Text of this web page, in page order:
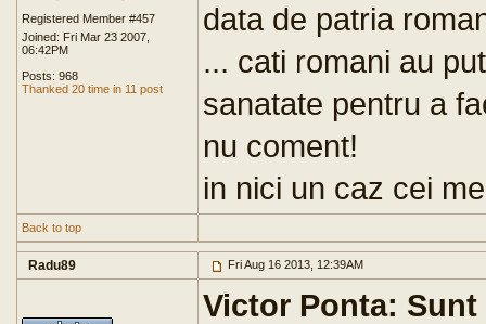
Registered Member #457
Joined: Fri Mar 23 2007,
06:42PM
Posts: 968
Thanked 20 time in 11 post
data de patria
... cati romani au
sanatate pentru a
nu coment!
in nici un caz cei
Back to top
Radu89 Fri Aug 16 2013, 12:39AM
Victor Ponta: